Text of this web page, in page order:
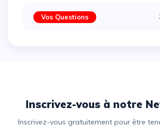
Vos Questions
Inscrivez-vous à notre
Inscrivez-vous gratuitement pour être tenus informés des